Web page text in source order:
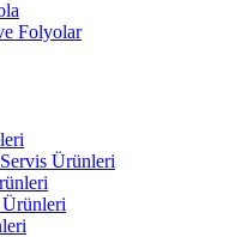
Folyolar
Ürünleri